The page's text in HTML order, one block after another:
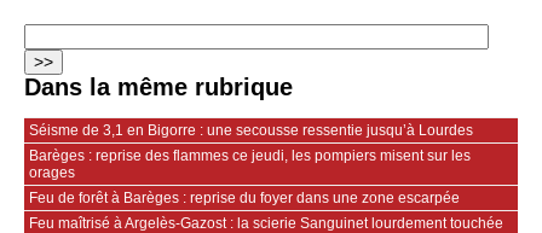
Dans la même rubrique
Séisme de 3,1 en Bigorre : une secousse ressentie jusqu’à Lourdes
Barèges : reprise des flammes ce jeudi, les pompiers misent sur les
orages
Feu de forêt à Barèges : reprise du foyer dans une zone escarpée
Feu maîtrisé à Argelès-Gazost : la scierie Sanguinet lourdement touchée